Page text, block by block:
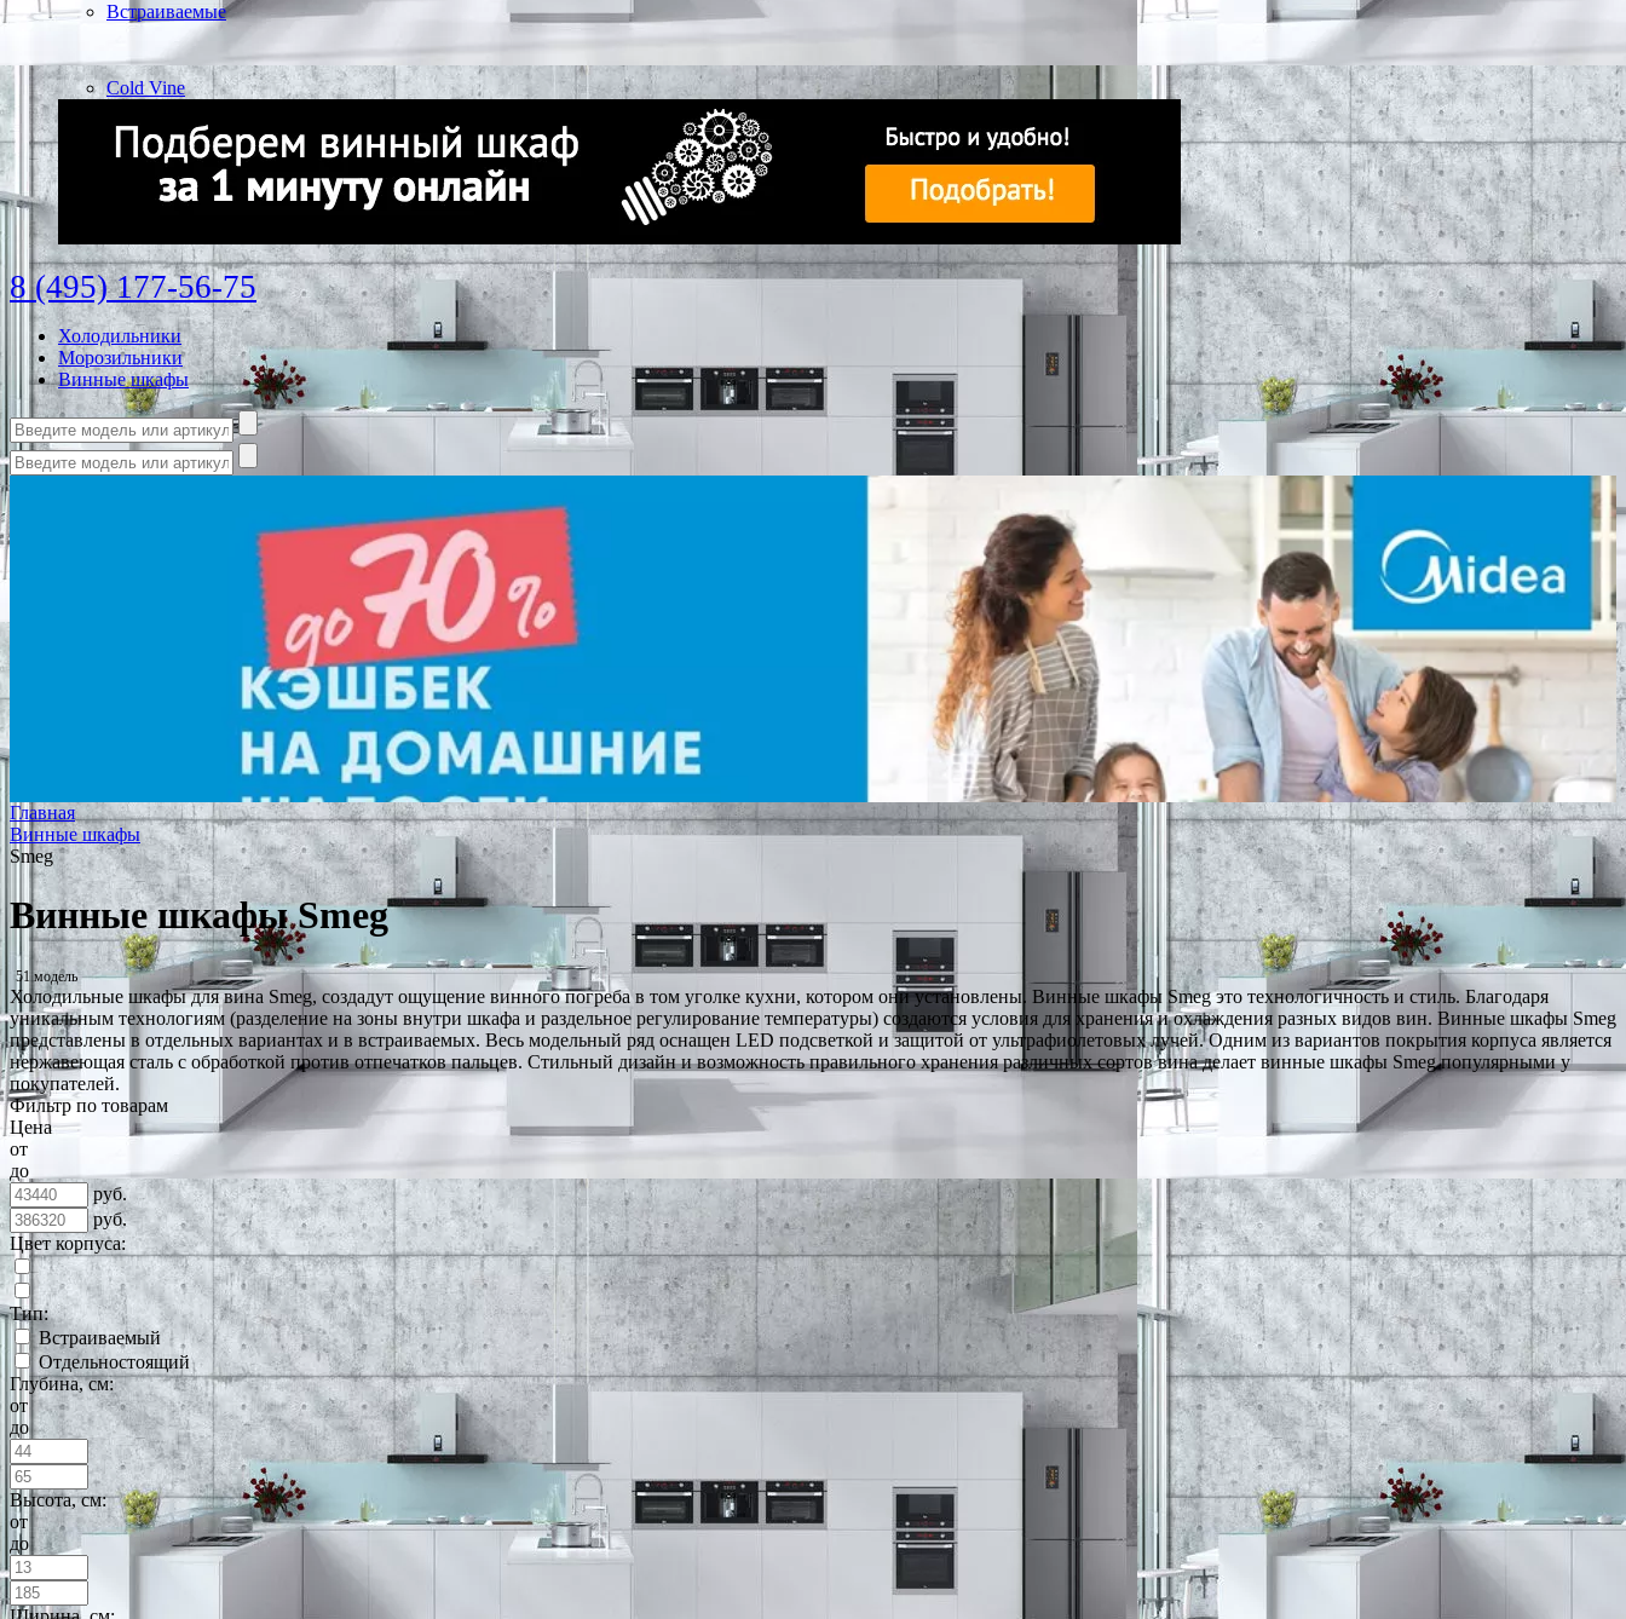
Встраиваемые
Cold Vine
8 (495) 177-56-75
Холодильники
Морозильники
Винные шкафы
Главная
Винные шкафы
Smeg
Винные шкафы Smeg
51 модель
Холодильные шкафы для вина Smeg, создадут ощущение винного погреба в том уголке кухни, котором они установлены. Винные шкафы Smeg это технологичность и стиль. Благодаря
уникальным технологиям (разделение на зоны внутри шкафа и раздельное регулирование температуры) создаются условия для хранения и охлаждения разных видов вин. Винные шкафы Smeg
представлены в отдельных вариантах и в встраиваемых. Весь модельный ряд оснащен LED подсветкой и защитой от ультрафиолетовых лучей. Одним из вариантов покрытия корпуса является
нержавеющая сталь с обработкой против отпечатков пальцев. Стильный дизайн и возможность правильного хранения различных сортов вина делает винные шкафы Smeg популярными у
покупателей.
Фильтр по товарам
Цена
от
до
руб.
руб.
Цвет корпуса:
Тип:
Встраиваемый
Отдельностоящий
Глубина, см:
от
до
Высота, см:
от
до